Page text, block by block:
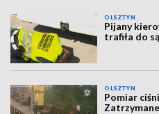
OLSZTYN
Pijany
trafiła do
OLSZTYN
Pomiar